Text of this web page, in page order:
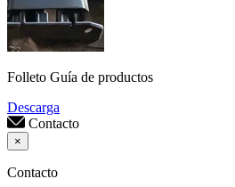
Folleto Guía de productos
Descarga
Contacto
×
Contacto